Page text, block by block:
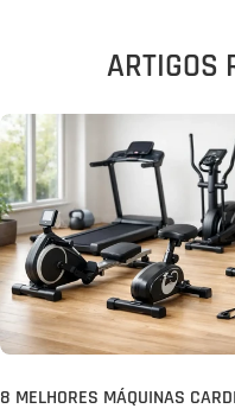
ARTIGOS
8 MELHORES MÁQUINAS